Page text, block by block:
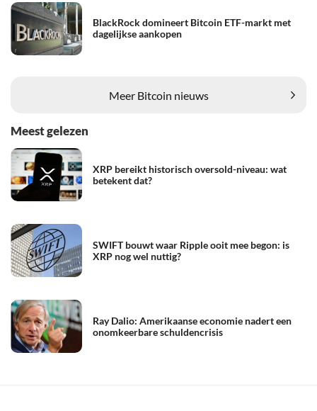
BlackRock domineert Bitcoin ETF-markt met
dagelijkse aankopen
Meer Bitcoin nieuws
Meest gelezen
XRP bereikt historisch oversold-niveau: wat
betekent dat?
SWIFT bouwt waar Ripple ooit mee begon: is
XRP nog wel nuttig?
Ray Dalio: Amerikaanse economie nadert een
onomkeerbare schuldencrisis